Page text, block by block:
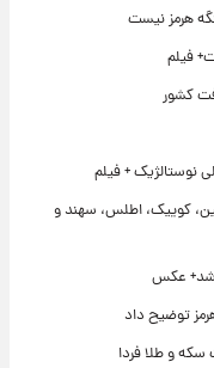
هرمز نیست
فیلم
کشور
نوستالژیک + فیلم
کوییک، اطلس، سهند و
شد+ عکس
توضیح داد
سکه و طلا فردا